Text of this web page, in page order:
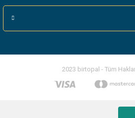
2023 birtopal - Tüm